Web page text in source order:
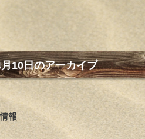
10日のアーカイブ
報